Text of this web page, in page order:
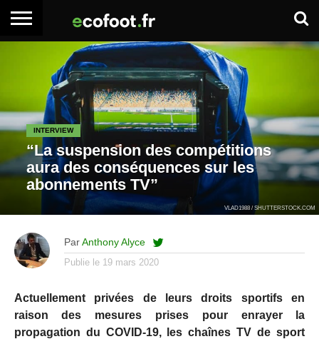
ARTICLES
PREMIUM
ADHÉSION
PREMIUM
CONNECTER
EMPLOI
OUTILS
INTERVIEW
“La suspension des compétitions
aura des conséquences sur les
abonnements TV”
VLAD1988 / SHUTTERSTOCK.COM
Par Anthony Alyce
Publie le 19 mars 2020
Actuellement privées de leurs droits sportifs en
raison des mesures prises pour enrayer la
propagation du COVID-19, les chaînes TV de sport